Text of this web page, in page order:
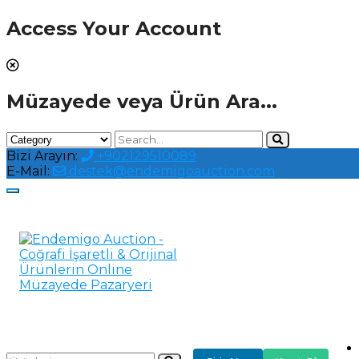
Access Your Account
Müzayede veya Ürün Ara...
Bizi Arayın:
+902129510089
E-Mail:
destek@endemigoauction.com